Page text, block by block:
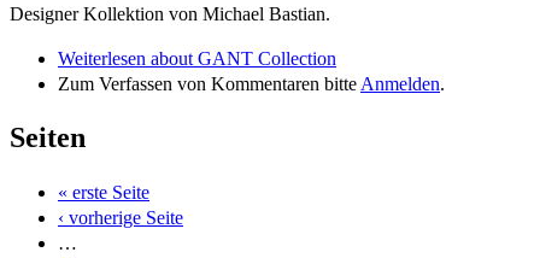
Designer Kollektion von Michael Bastian.
Weiterlesen about GANT Collection
Zum Verfassen von Kommentaren bitte Anmelden.
Seiten
« erste Seite
‹ vorherige Seite
…